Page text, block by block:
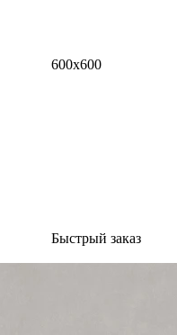
600х600
Быстрый заказ